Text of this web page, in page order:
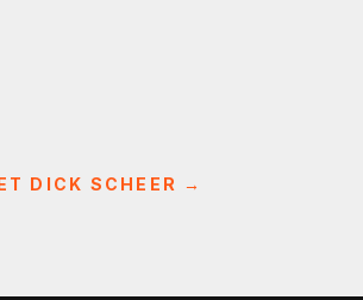
DICK SCHEER →